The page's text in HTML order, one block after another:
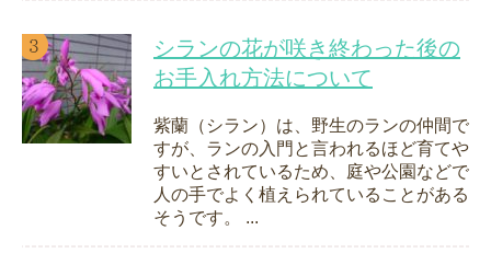
シランの花が咲き終わった後の
お手入れ方法について
紫蘭（シラン）は、野生のランの仲間で
すが、ランの入門と言われるほど育てや
すいとされているため、庭や公園などで
人の手でよく植えられていることがある
そうです。 ...